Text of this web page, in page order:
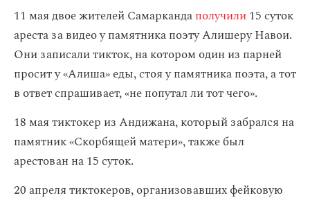
11 мая двое жителей Самаркандаполучили15 суток
ареста за видео у памятника поэту Алишеру Навои.
Они записали тикток, на котором один из парней
просит у «Алиша» еды, стоя у памятника поэта, а тот
в ответ спрашивает, «не попутал ли тот чего».
18 мая тиктокер из Андижана, который забрался на
памятник «Скорбящей матери», также был
арестован на 15 суток.
20 апреля тиктокеров, организовавших фейковую